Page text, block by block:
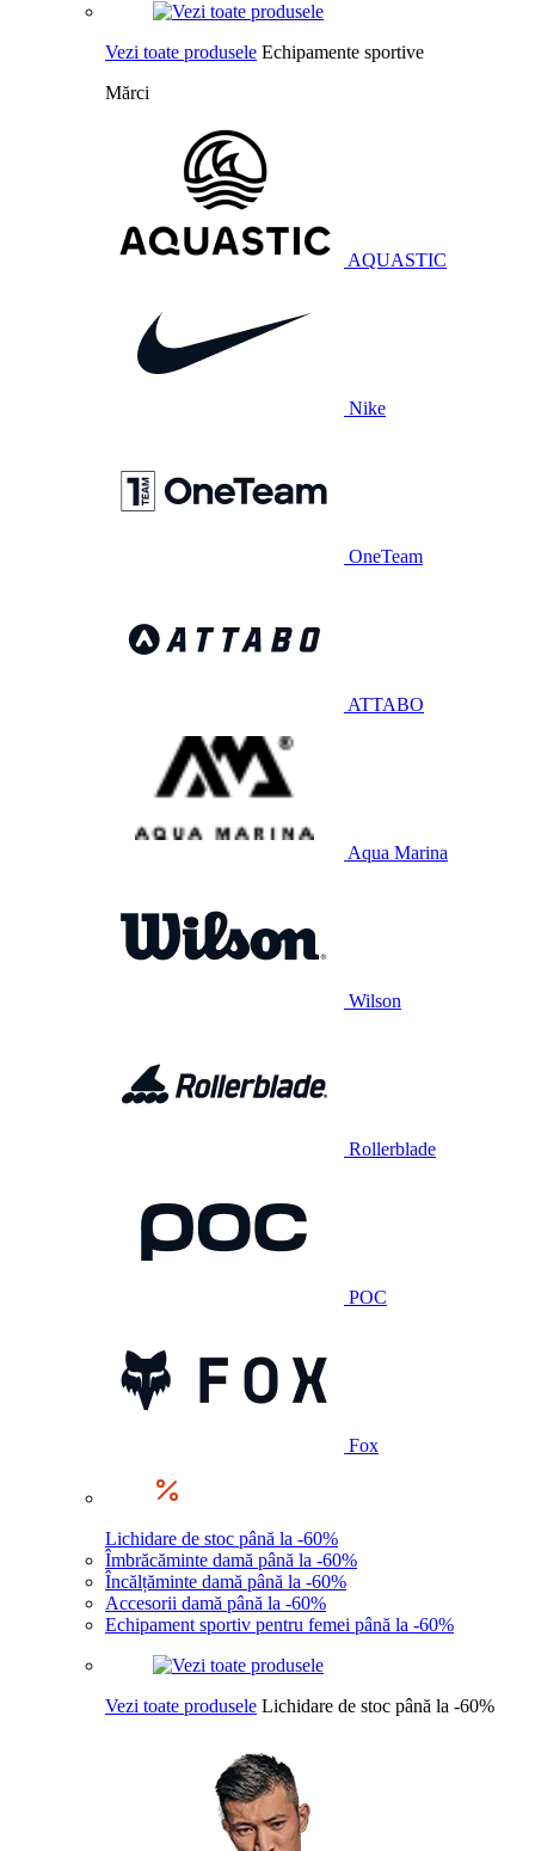
Vezi toate produsele Echipamente sportive
Mărci
AQUASTIC
Nike
OneTeam
ATTABO
Aqua Marina
Wilson
Rollerblade
POC
Fox
Lichidare de stoc până la -60%
Îmbrăcăminte damă până la -60%
Încălțăminte damă până la -60%
Accesorii damă până la -60%
Echipament sportiv pentru femei până la -60%
Vezi toate produsele Lichidare de stoc până la -60%